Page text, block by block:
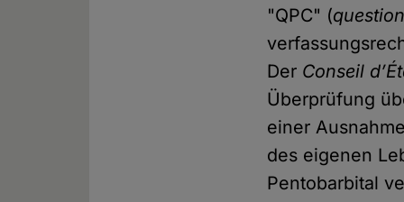
"QPC" (
Der Conseil
Überprüfung
einer
des eigenen
Pentobarbital